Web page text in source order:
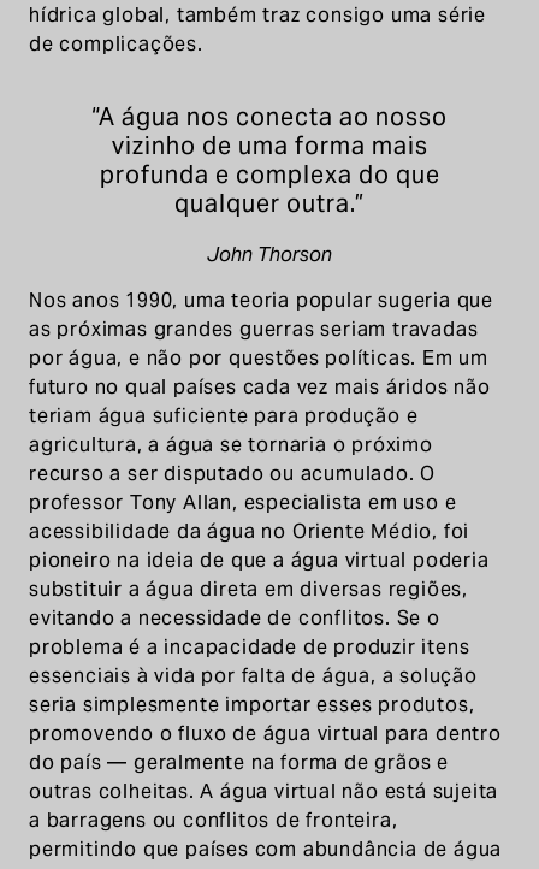
hídrica global, também traz consigo uma série
de complicações.
“A água nos conecta ao nosso
vizinho de uma forma mais
profunda e complexa do que
qualquer outra.”
John Thorson
Nos anos 1990, uma teoria popular sugeria que
as próximas grandes guerras seriam travadas
por água, e não por questões políticas. Em um
futuro no qual países cada vez mais áridos não
teriam água suficiente para produção e
agricultura, a água se tornaria o próximo
recurso a ser disputado ou acumulado. O
professor Tony Allan, especialista em uso e
acessibilidade da água no Oriente Médio, foi
pioneiro na ideia de que a água virtual poderia
substituir a água direta em diversas regiões,
evitando a necessidade de conflitos. Se o
problema é a incapacidade de produzir itens
essenciais à vida por falta de água, a solução
seria simplesmente importar esses produtos,
promovendo o fluxo de água virtual para dentro
do país — geralmente na forma de grãos e
outras colheitas. A água virtual não está sujeita
a barragens ou conflitos de fronteira,
permitindo que países com abundância de água